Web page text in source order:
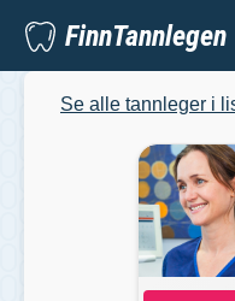
FinnTannlegen
Se alle tannleger i